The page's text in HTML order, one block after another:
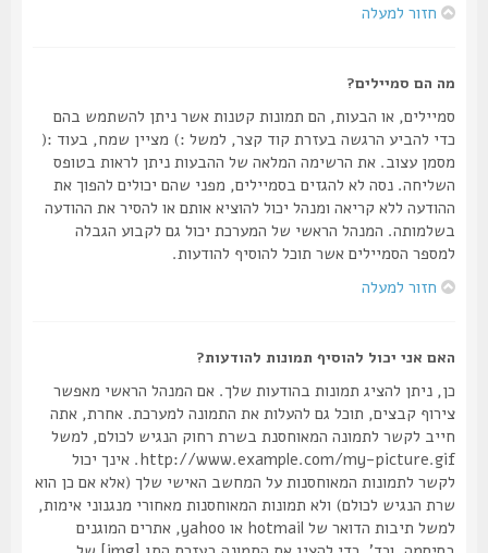
חזור למעלה
מה הם סמיילים?
סמיילים, או הבעות, הם תמונות קטנות אשר ניתן להשתמש בהם
כדי להביע הרגשה בעזרת קוד קצר, למשל :) מציין שמח, בעוד :(
מסמן עצוב. את הרשימה המלאה של ההבעות ניתן לראות בטופס
השליחה. נסה לא להגזים בסמיילים, מפני שהם יכולים להפוך את
ההודעה ללא קריאה ומנהל יכול להוציא אותם או להסיר את ההודעה
בשלמותה. המנהל הראשי של המערכת יכול גם לקבוע הגבלה
למספר הסמיילים אשר תוכל להוסיף להודעות.
חזור למעלה
האם אני יכול להוסיף תמונות להודעות?
כן, ניתן להציג תמונות בהודעות שלך. אם המנהל הראשי מאפשר
צירוף קבצים, תוכל גם להעלות את התמונה למערכת. אחרת, אתה
חייב לקשר לתמונה המאוחסנת בשרת רחוק הנגיש לכולם, למשל
http://www.example.com/my-picture.gif. אינך יכול
לקשר לתמונות המאוחסנות על המחשב האישי שלך (אלא אם כן הוא
שרת הנגיש לכולם) ולא תמונות המאוחסנות מאחורי מנגנוני אימות,
למשל תיבות הדואר של hotmail או yahoo, אתרים המוגנים